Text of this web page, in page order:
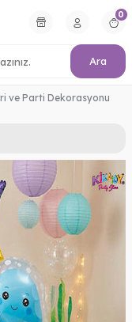
Ara
0
ve Parti Dekorasyonu